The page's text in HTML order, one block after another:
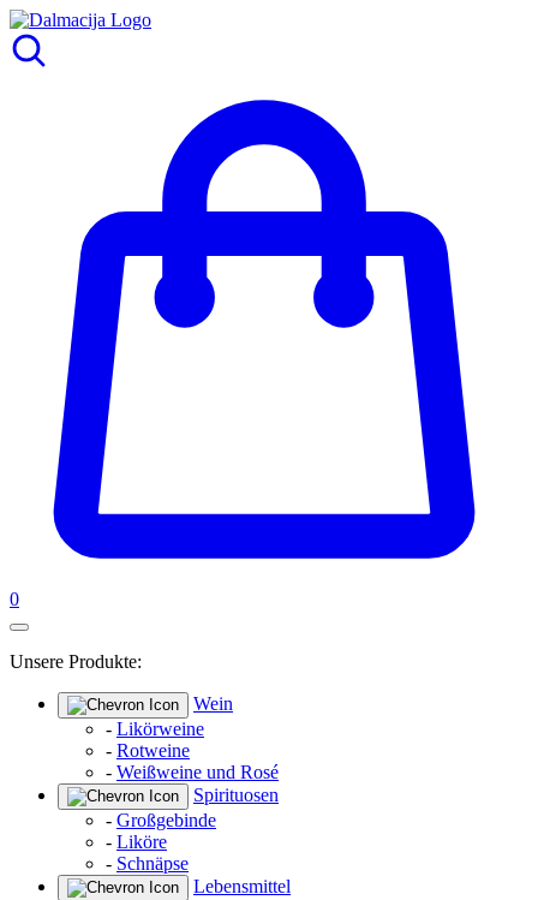
0
Unsere Produkte:
Wein
- Likörweine
- Rotweine
- Weißweine und Rosé
Spirituosen
- Großgebinde
- Liköre
- Schnäpse
Lebensmittel